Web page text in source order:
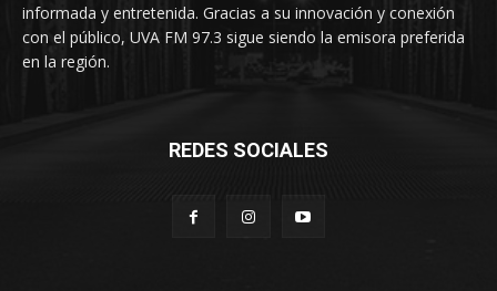
informada y entretenida. Gracias a su innovación y conexión
con el público, UVA FM 97.3 sigue siendo la emisora preferida
en la región.
REDES SOCIALES